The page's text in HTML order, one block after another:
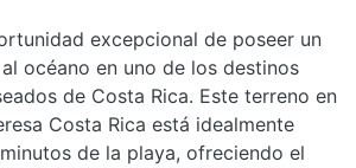
excepcional de poseer un
océano en uno de los destinos
de Costa Rica. Este terreno en
Costa Rica está idealmente
de la playa, ofreciendo el